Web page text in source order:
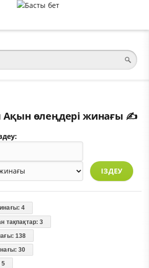
Ақын өлеңдері жинағы ✍️
ІЗДЕУ
4
тақпақтар: 3
138
30
5